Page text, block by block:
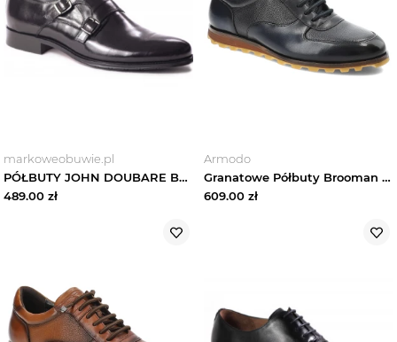
markoweobuwie.pl
PÓŁBUTY JOHN DOUBARE BY BROOMAN - JA088-931A-J17 Czarny
489.00 zł
Armodo
Granatowe Półbuty Brooman Eleganckie Obuwie Męskie
609.00 zł